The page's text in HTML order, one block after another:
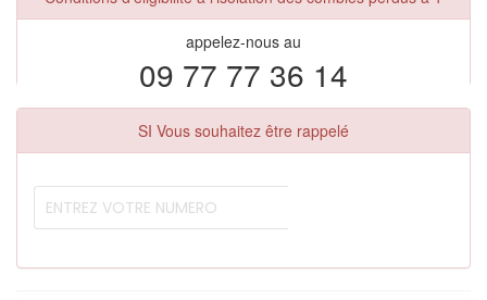
appelez-nous au
09 77 77 36 14
SI Vous souhaitez être rappelé